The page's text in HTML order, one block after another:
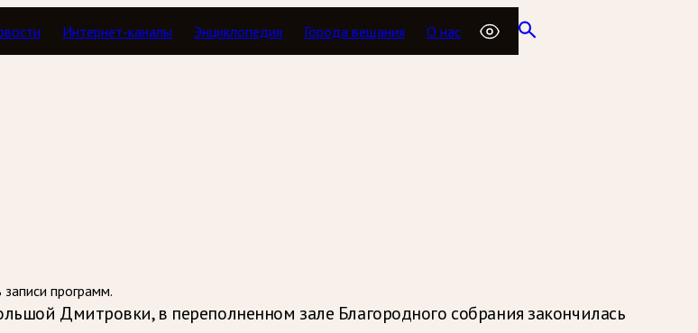
Интернет-каналы Энциклопедия Города вещания О нас
Скрябин
записи программ.
Дмитровки, в переполненном зале Благородного собрания закончилась